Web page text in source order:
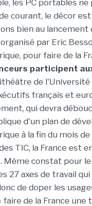
les PC portables
courant, le décor
bien au lancement
par Eric
pour faire de la
participent
de l'Université
français et
qui devra
d'un plan de
à la fin du mois
TIC, la France est
Même constat pour
27 axes de travail
de doper les
faire de la France